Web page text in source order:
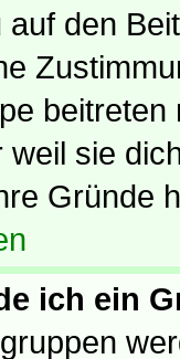
auf den
weil sie
Gründe
ich ein